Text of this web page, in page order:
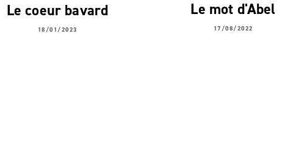
Le coeur bavard
18/01/2023
Le mot d'Abel
17/08/2022